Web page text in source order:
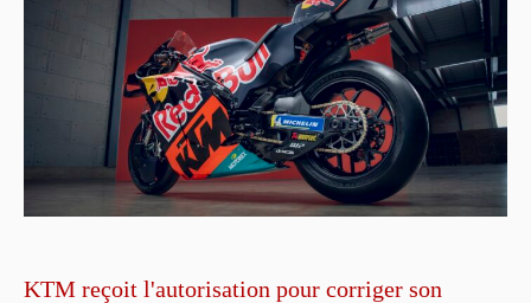
KTM reçoit l'autorisation pour corriger son